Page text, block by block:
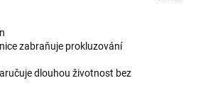
zabraňuje prokluzování
dlouhou životnost bez